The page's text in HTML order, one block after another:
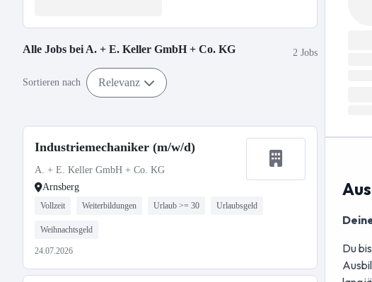
Alle Jobs bei A. + E. Keller GmbH + Co. KG 2 Jobs
Sortieren nach Relevanz
Industriemechaniker (m/w/d)
A. + E. Keller GmbH + Co. KG
Arnsberg
Vollzeit Weiterbildungen Urlaub >= 30 Urlaubsgeld
Weihnachtsgeld
24.07.2026